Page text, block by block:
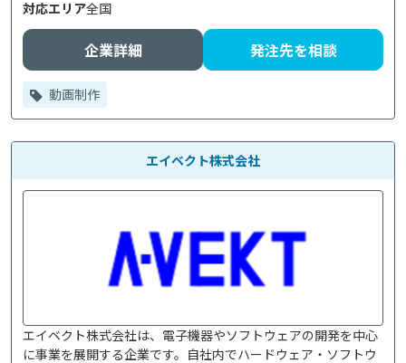
対応エリア全国
企業詳細 発注先を相談
動画制作
エイベクト株式会社
エイベクト株式会社は、電子機器やソフトウェアの開発を中心
に事業を展開する企業です。自社内でハードウェア・ソフトウ